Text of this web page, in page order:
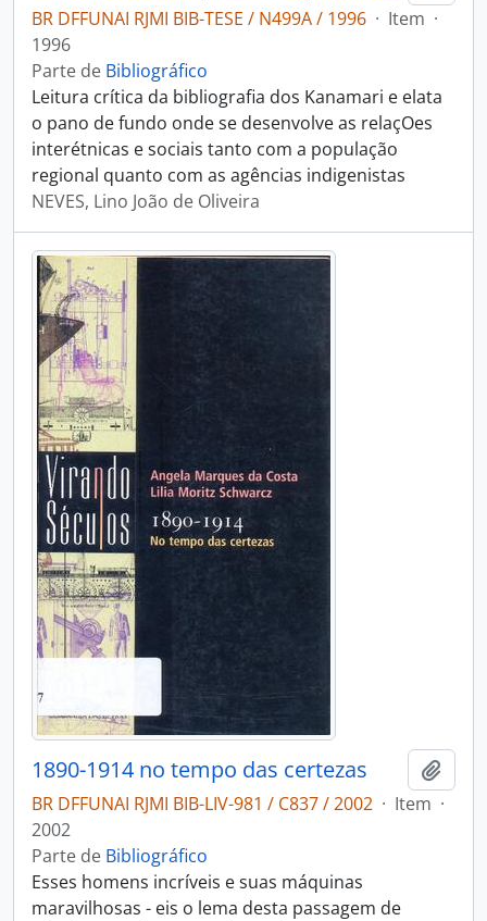
BR DFFUNAI RJMI BIB-TESE / N499A / 1996 · Item ·
1996
Parte de Bibliográfico
Leitura crítica da bibliografia dos Kanamari e elata
o pano de fundo onde se desenvolve as relaçOes
interétnicas e sociais tanto com a população
regional quanto com as agências indigenistas
NEVES, Lino João de Oliveira
1890-1914 no tempo das certezas
BR DFFUNAI RJMI BIB-LIV-981 / C837 / 2002 · Item ·
2002
Parte de Bibliográfico
Esses homens incríveis e suas máquinas
maravilhosas - eis o lema desta passagem de